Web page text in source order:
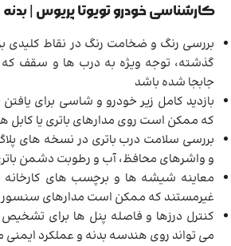
کارشناسی خودرو تویوتا پریوس | بدنه
بررسی رنگ و ضخامت رنگ در نقاط کلیدی
گذشته، توجه ویژه به درب ها و سقف که
جابجا شده باشد
بازدید کامل زیر خودرو و شاسی برای یافتن
که ممکن است روی مدارهای باتری یا کابل
بررسی سلامت درب باتری در نسخه های
و واشرهای محافظ، آب و رطوبت دشمن
معاینه شیشه ها و برچسب های
غیرمستند که ممکن است مدارهای سنسور
کنترل درزها و فاصله پنل ها برای
می تواند روی هندسه بدنه و عملکرد ایمنی